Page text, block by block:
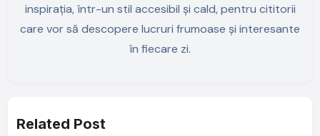
inspirația, într-un stil accesibil și cald, pentru cititorii
care vor să descopere lucruri frumoase și interesante
în fiecare zi.
Related Post